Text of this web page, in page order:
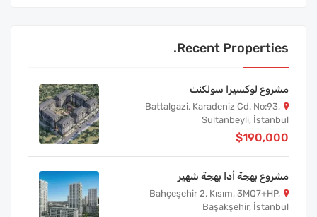
Recent Properties.
مشروع لوكسيرا سولكنت
Battalgazi, Karadeniz Cd. No:93,
Sultanbeyli, İstanbul
$190,000
مشروع بهجة أدا بهجة شهير
Bahçeşehir 2. Kısım, 3MQ7+HP,
Başakşehir, İstanbul